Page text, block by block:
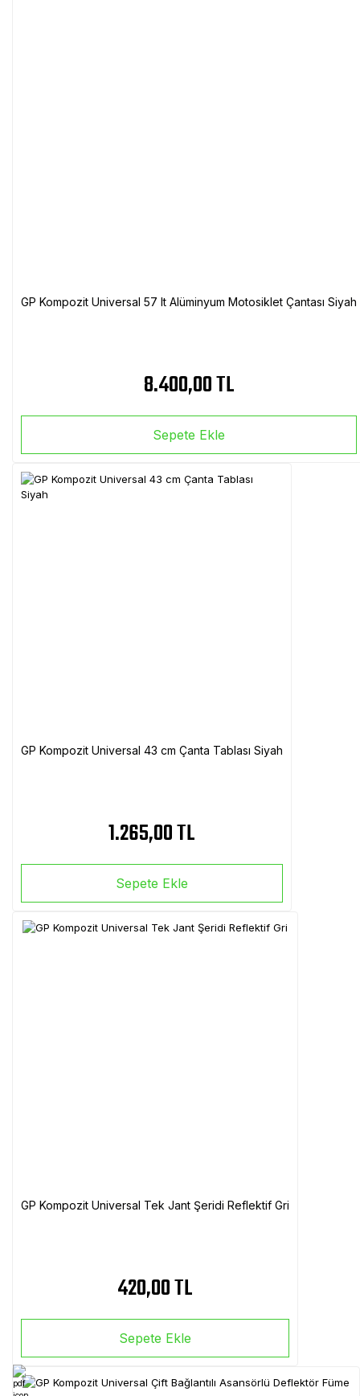
GP Kompozit Universal 57 lt Alüminyum Motosiklet Çantası Siyah
8.400,00 TL
Sepete Ekle
GP Kompozit Universal 43 cm Çanta Tablası Siyah
1.265,00 TL
Sepete Ekle
GP Kompozit Universal Tek Jant Şeridi Reflektif Gri
420,00 TL
Sepete Ekle